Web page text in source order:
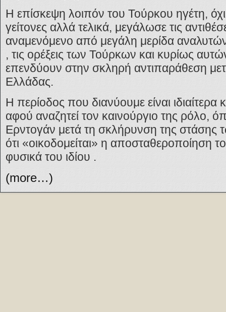
Η επίσκεψη λοιπόν του Τούρκου ηγέτη,
γείτονες αλλά τελικά, μεγάλωσε τις
αναμενόμενο από μεγάλη μερίδα
, τις ορέξεις των Τούρκων και κυρίως
επενδύουν στην σκληρή αντιπαράθεση
Ελλάδας.
Η περίοδος που διανύουμε είναι ιδιαίτερα
αφού αναζητεί τον καινούργιο της ρόλο,
Ερντογάν μετά τη σκλήρυνση της στάσης
ότι «οικοδομείται» η αποσταθεροποίηση
φυσικά του ιδίου .
(more…)